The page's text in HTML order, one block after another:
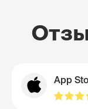
App